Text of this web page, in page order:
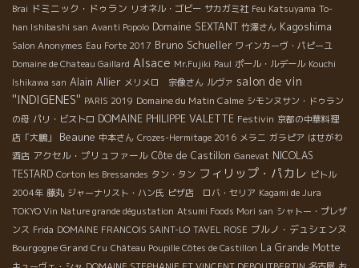
Brai ドミニック・ドゥラン リオネル・ゴビー サカガミ社 Feu Katsuyama To-
han Ishibashi san Avanti Popolo Domaine SEXTANT 竹澤さん Kagoshima
Salon Anonymes Eau Forte 2017 Bruno Schueller ワインカーヴ・パピーユ
Domaine de Chateau Gaillard Alsace Mr.Fujiki Paul ポール・ルデール Kouchi
Ishikawa san Alain Allier メリメロ 宗像さん ルヴァ salon de vin
''INDIGENES'' PARIS 2019 Domaine du Matin Calme シモンヌサン・ドゥラン
の母 パリ・ビストロ DOMAINE PHILIPPE VALETTE Festivin 京都の中華料理
店「大鵬」
Beaune 中本さん Crozes-Hermitage 2016 メラニ ガラピア はせがわ
酒店 アクセル・プリュファール Côte de Castillon Ganevat NICOLAS
TESTARD Corton les Bressandes タン・タン フィリップ・パカレ ピトル
2004年 藤丸 ジャーナリスト・ハン氏 ピザ店 ロバ・セリア Kagami de Jura
TOKYO Vin Nature grande dégustation Atsumi Foods Mori san シャトー・プレザ
ンス Frida DOMAINE FRANCOIS SAINT-LO TAVEL ROSE ブルノ・デュシェンヌ
Bourgogne Grand Cru Château Poupille Côtes de Castillon La Grande Motte